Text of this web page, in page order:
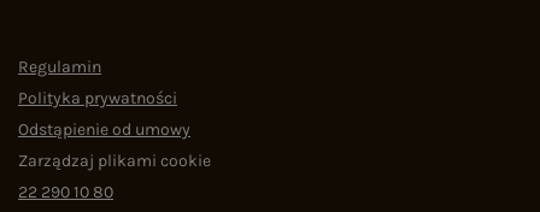
Regulamin
Polityka prywatności
Odstąpienie od umowy
Zarządzaj plikami cookie
22 290 10 80